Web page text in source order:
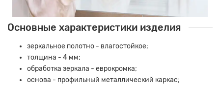
Основные характеристики изделия
зеркальное полотно - влагостойкое;
толщина - 4 мм;
обработка зеркала - еврокромка;
основа - профильный металлический каркас;